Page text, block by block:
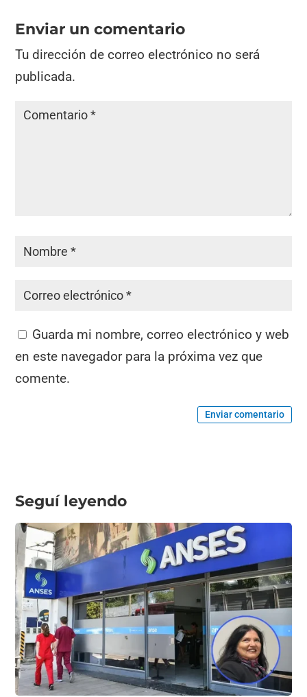
Enviar un comentario
Tu dirección de correo electrónico no será
publicada.
Guarda mi nombre, correo electrónico y web
en este navegador para la próxima vez que
comente.
Enviar comentario
Seguí leyendo